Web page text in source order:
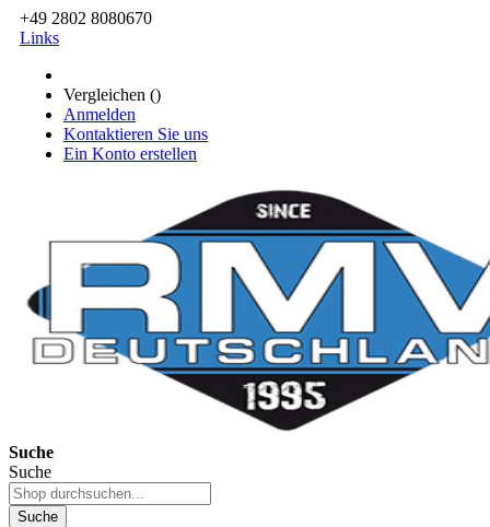
+49 2802 8080670
Links
Vergleichen ()
Anmelden
Kontaktieren Sie uns
Ein Konto erstellen
Suche
Suche
Suche